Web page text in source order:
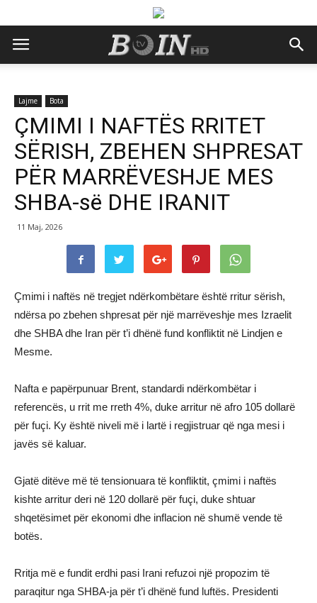
Lajme Bota
ÇMIMI I NAFTËS RRITET
SËRISH, ZBEHEN SHPRESAT
PËR MARRËVESHJE MES
SHBA-së DHE IRANIT
11 Maj, 2026
Çmimi i naftës në tregjet ndërkombëtare është rritur sërish,
ndërsa po zbehen shpresat për një marrëveshje mes Izraelit
dhe SHBA dhe Iran për t’i dhënë fund konfliktit në Lindjen e
Mesme.
Nafta e papërpunuar Brent, standardi ndërkombëtar i
referencës, u rrit me rreth 4%, duke arritur në afro 105 dollarë
për fuçi. Ky është niveli më i lartë i regjistruar që nga mesi i
javës së kaluar.
Gjatë ditëve më të tensionuara të konfliktit, çmimi i naftës
kishte arritur deri në 120 dollarë për fuçi, duke shtuar
shqetësimet për ekonomi dhe inflacion në shumë vende të
botës.
Rritja më e fundit erdhi pasi Irani refuzoi një propozim të
paraqitur nga SHBA-ja për t’i dhënë fund luftës. Presidenti